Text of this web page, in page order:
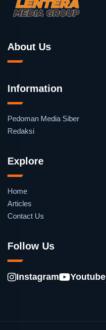
About Us
Information
Pedoman Media Siber
Redaksi
Explore
Home
Articles
Contact Us
Follow Us
Instagram Youtube